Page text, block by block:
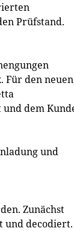
Prüfstand.
Für den
dem
und
Zunächst
und decodiert.